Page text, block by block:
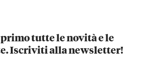
tutte le novità e le
Iscriviti alla newsletter!